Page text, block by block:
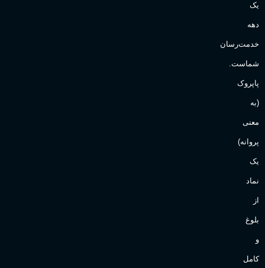
یک
دهه
خدمت‌رسان
شماست.
پاپروک
(به
معنی
پروانه)
یک
نماد
از
بلوغ
و
کامل